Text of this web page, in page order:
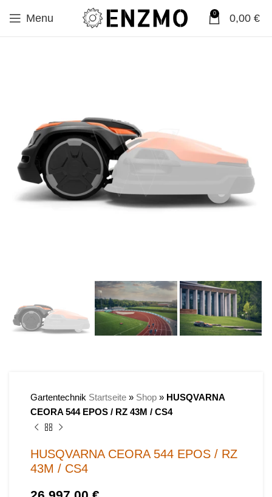
Menu 0 0,00 €
Gartentechnik Startseite » Shop » HUSQVARNA
CEORA 544 EPOS / RZ 43M / CS4
HUSQVARNA CEORA 544 EPOS / RZ
43M / CS4